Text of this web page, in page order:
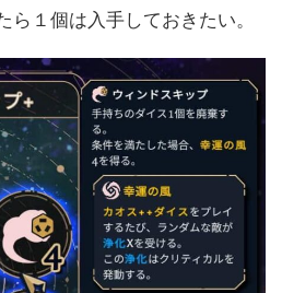
ら１個は入手しておきたい。